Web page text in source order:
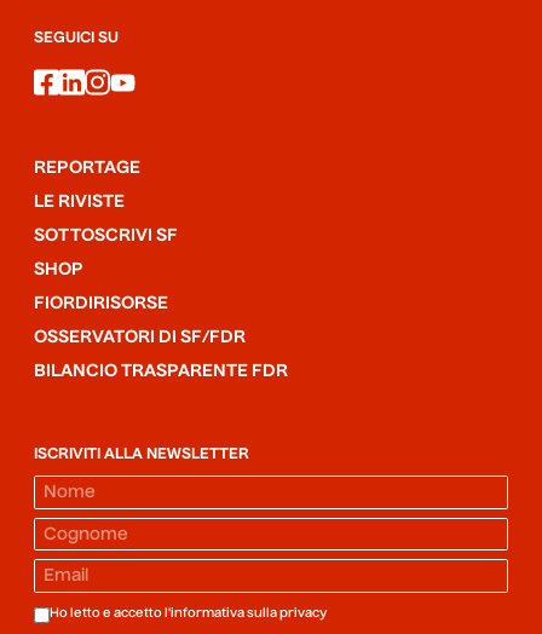
SEGUICI SU
facebook
linkedin
instagram
youtube
REPORTAGE
LE RIVISTE
SOTTOSCRIVI SF
SHOP
FIORDIRISORSE
OSSERVATORI DI SF/FDR
BILANCIO TRASPARENTE FDR
ISCRIVITI ALLA NEWSLETTER
Ho letto e accetto l'informativa sulla privacy